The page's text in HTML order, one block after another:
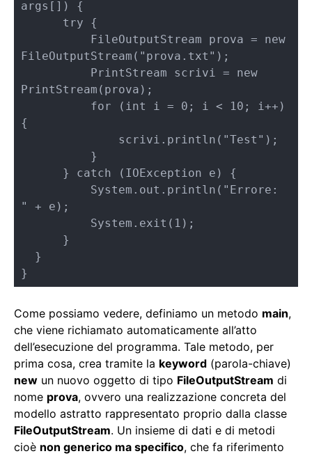
args[]) {
FileOutputStream("prova.txt");
PrintStream(prova);
{
" + e);
}
Come possiamo vedere, definiamo un metodo main,
che viene richiamato automaticamente all’atto
dell’esecuzione del programma. Tale metodo, per
prima cosa, crea tramite la keyword (parola-chiave)
new un nuovo oggetto di tipo FileOutputStream di
nome prova, ovvero una realizzazione concreta del
modello astratto rappresentato proprio dalla classe
FileOutputStream. Un insieme di dati e di metodi
cioè non generico ma specifico, che fa riferimento